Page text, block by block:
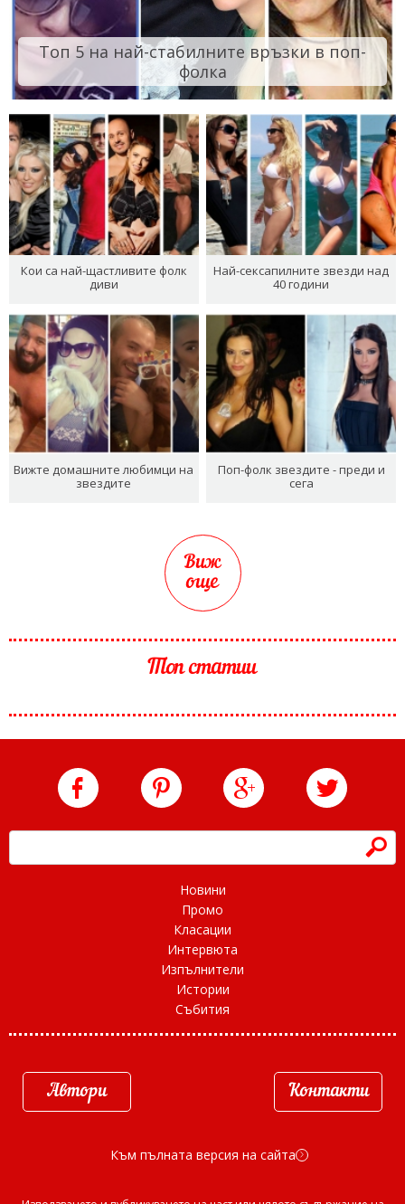
Топ 5 на най-стабилните връзки в поп-
фолка
Кои са най-щастливите фолк
диви
Най-сексапилните звезди над
40 години
Вижте домашните любимци на
звездите
Поп-фолк звездите - преди и
сега
Виж
още
Топ статии
h
Новини
Промо
Класации
Интервюта
Изпълнители
Истории
Събития
Автори Контакти
Към пълната версия на сайта d